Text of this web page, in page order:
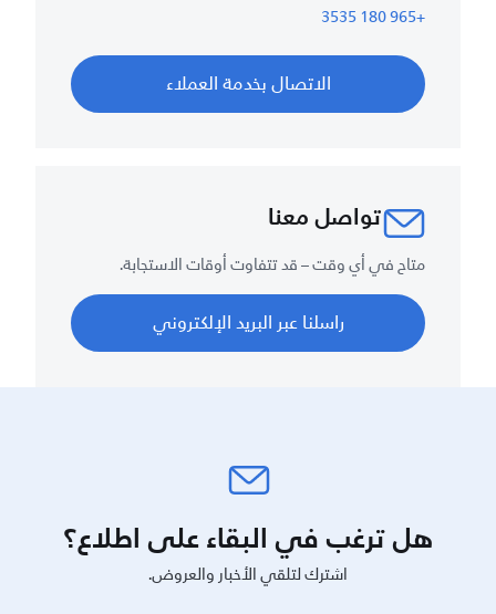
+965 180 3535
الاتصال بخدمة العملاء
تواصل معنا
متاح في أي وقت – قد تتفاوت أوقات الاستجابة.
راسلنا عبر البريد الإلكتروني
هل ترغب في البقاء على اطلاع؟
اشترك لتلقي الأخبار والعروض.